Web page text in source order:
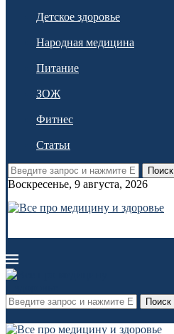
Детское здоровье
Народная медицина
Питание
ЗОЖ
Фитнес
Статьи
Поиск
Воскресенье, 9 августа, 2026
Поиск